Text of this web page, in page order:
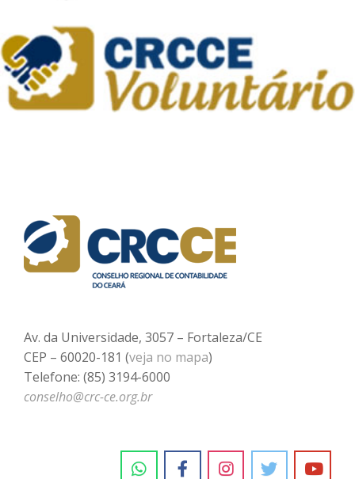
Av. da Universidade, 3057 – Fortaleza/CE
CEP – 60020-181 (veja no mapa)
Telefone: (85) 3194-6000
conselho@crc-ce.org.br